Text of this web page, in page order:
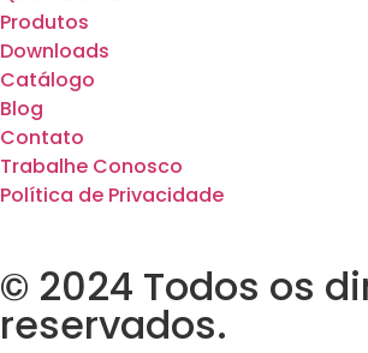
Produtos
Downloads
Catálogo
Blog
Contato
Trabalhe Conosco
Política de Privacidade
© 2024 Todos os
reservados.